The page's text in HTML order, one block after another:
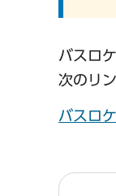
バスロ
次のリ
バスロ